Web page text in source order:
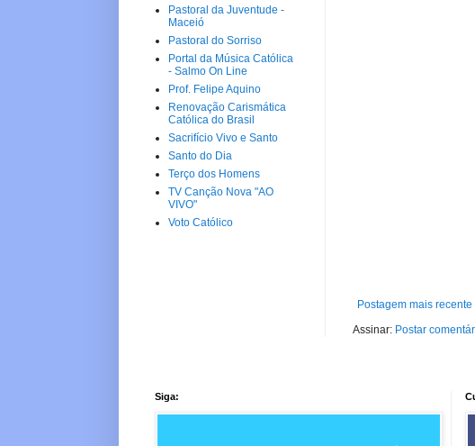
Postagem mais recente
Assinar: Postar
Pastoral da Juventude -
Maceió
Pastoral do Sorriso
Portal da Música Católica
- Salmo On Line
Prof. Felipe Aquino
Renovação Carismática
Católica do Brasil
Sacrifício Vivo e Santo
Santo do Dia
Terço dos Homens
TV Canção Nova "AO
VIVO"
Voto Católico
Siga: